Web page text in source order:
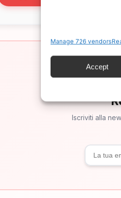
Manage 726 vendors
Accept
Iscriviti alla